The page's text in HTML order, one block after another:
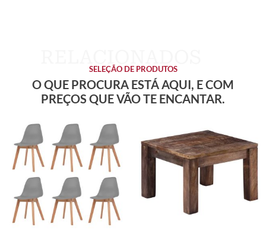
SELEÇÃO DE PRODUTOS
O QUE PROCURA ESTÁ AQUI, E COM
PREÇOS QUE VÃO TE ENCANTAR.